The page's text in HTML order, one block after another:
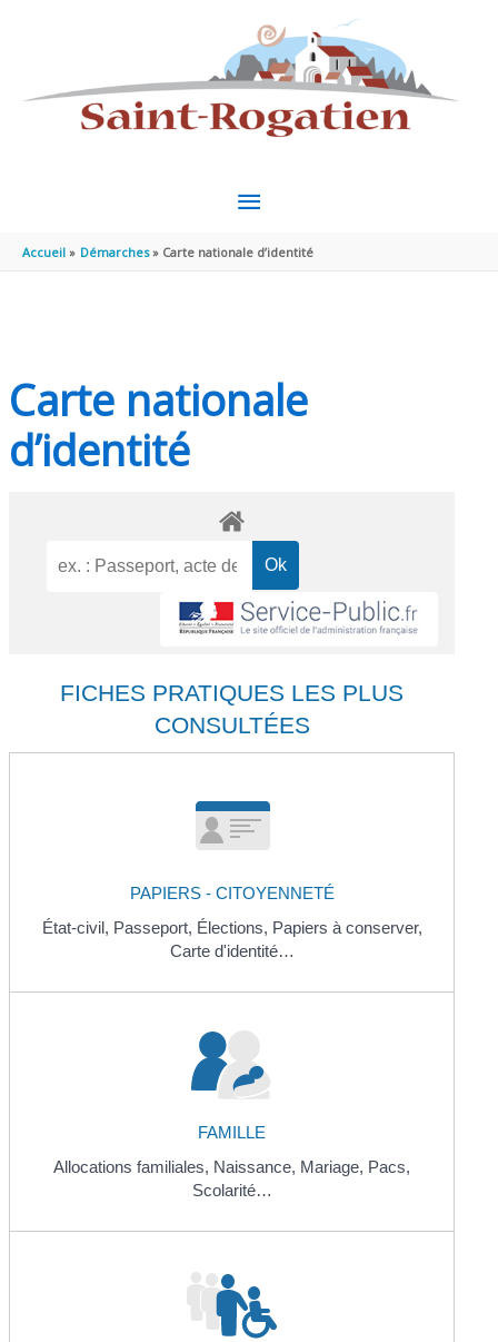
MENU
PRINCIPAL
Accueil Démarches Carte nationale d’identité
Carte nationale
d’identité
FICHES PRATIQUES LES PLUS
CONSULTÉES
PAPIERS - CITOYENNETÉ
État-civil, Passeport, Élections, Papiers à conserver,
Carte d'identité…
FAMILLE
Allocations familiales, Naissance, Mariage, Pacs,
Scolarité…